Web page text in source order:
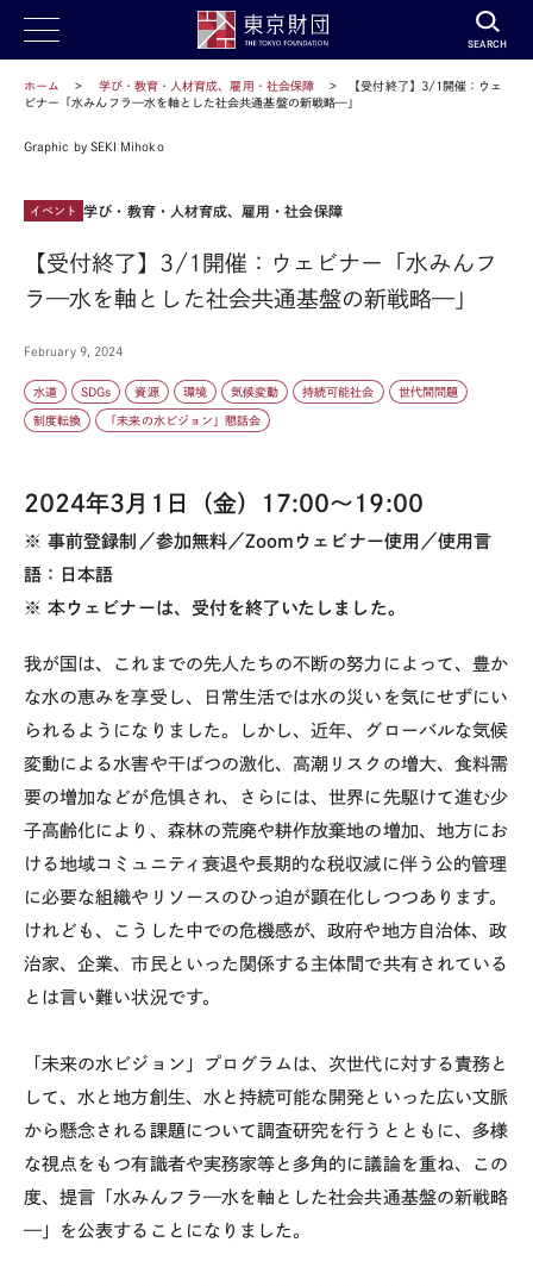
SEARCH
ホーム 学び・教育・人材育成、雇用・社会保障
【受付終了】3/1開催：ウェ
ビナー「水みんフラ—水を軸とした社会共通基盤の新戦略—」
Graphic by SEKI Mihoko
イベント 学び・教育・人材育成、雇用・社会保障
【受付終了】3/1開催：ウェビナー「水みんフ
ラ—水を軸とした社会共通基盤の新戦略—」
February 9, 2024
水道 SDGs 資源 環境 気候変動 持続可能社会 世代間問題
制度転換 「未来の水ビジョン」懇話会
2024年3月 1 日（金） 17:00～ 19:00
※ 事前登録制／参加無料／Zoom ウェビナー使用／使用言
語：日本語
※ 本ウェビナーは、受付を終了いたしました。
我が国は、これまでの先人たちの不断の努力によって、豊か
な水の恵みを享受し、日常生活では水の災いを気にせずにい
られるようになりました。しかし、近年、グローバルな気候
変動による水害や干ばつの激化、高潮リスクの増大、食料需
要の増加などが危惧され、さらには、世界に先駆けて進む少
子高齢化により、森林の荒廃や耕作放棄地の増加、地方にお
ける地域コミュニティ衰退や長期的な税収減に伴う公的管理
に必要な組織やリソースのひっ迫が顕在化しつつあります。
けれども、こうした中での危機感が、政府や地方自治体、政
治家、企業、市民といった関係する主体間で共有されている
とは言い難い状況です。
「未来の水ビジョン」プログラムは、次世代に対する責務と
して、水と地方創生、水と持続可能な開発といった広い文脈
から懸念される課題について調査研究を行うとともに、多様
な視点をもつ有識者や実務家等と多角的に議論を重ね、この
度、提言「水みんフラ—水を軸とした社会共通基盤の新戦略
—」を公表することになりました。